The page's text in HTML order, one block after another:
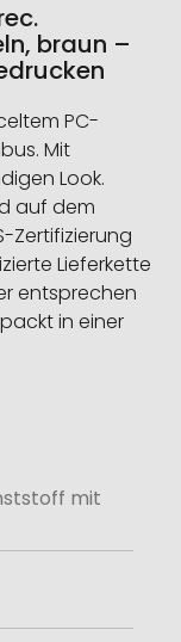
braun –
PC-
Mit
Look.
auf dem
Zertifizierung
Lieferkette
entsprechen
in einer
mit